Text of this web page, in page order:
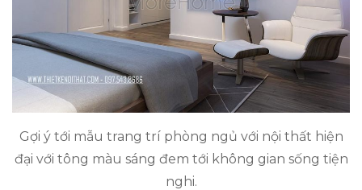
Gợi ý tới mẫu trang trí phòng ngủ với nội thất hiện
đại với tông màu sáng đem tới không gian sống tiện
nghi.